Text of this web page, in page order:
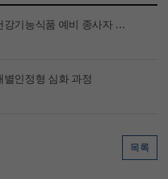
협회, 7월 건강기능식품 예비 종사자 실무 교육
별인정형 심화 과정
목록